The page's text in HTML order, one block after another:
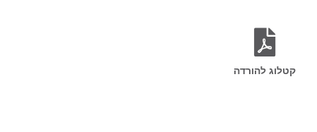
קטלוג להורדה